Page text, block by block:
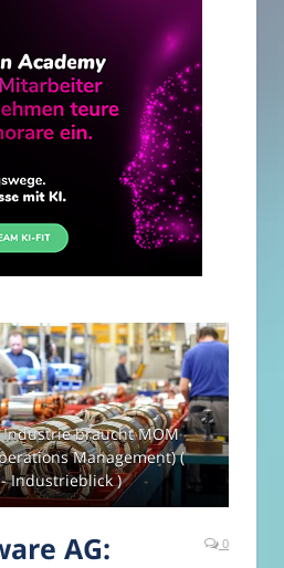
Industrie braucht MOM
Management) (
Industrieblick )
AG:
0